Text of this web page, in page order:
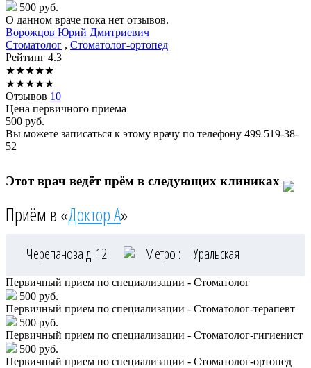
500 руб.
О данном враче пока нет отзывов.
Ворожцов Юрий Дмитриевич
Стоматолог , Стоматолог-ортопед
Рейтинг 4.3
★★★★★
★★★★★
Отзывов 10
Цена первичного приема
500 руб.
Вы можете записаться к этому врачу по телефону 499 519-38-
52
Этот врач ведёт прём в следующих клиниках
Приём в «Доктор А»
Черепанова д. 12 Метро : Уральская
Первичный прием по специализации - Стоматолог
500 руб.
Первичный прием по специализации - Стоматолог-терапевт
500 руб.
Первичный прием по специализации - Стоматолог-гигиенист
500 руб.
Первичный прием по специализации - Стоматолог-ортопед